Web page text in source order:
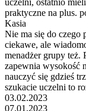
praktyczne na plus.
Kasia
Nie ma się do czego
ciekawe, ale
menadżer grupy też.
zapewnia wysokość
nauczyć się gdzieś
szukacie uczelni to
03.02.2023
07.01.2023